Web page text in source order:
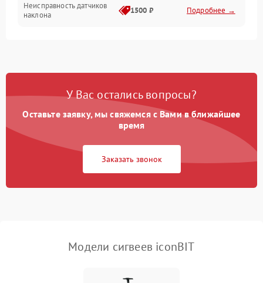
Неисправность датчиков
наклона
1500 ₽ Подробнее →
Неисправность разъемов
500 ₽ Подробнее →
Повреждение внутренних
500 ₽ Подробнее →
У Вас остались вопросы?
Оставьте заявку, мы свяжемся с Вами в ближайшее
время
Заказать звонок
Модели сигвеев iconBIT